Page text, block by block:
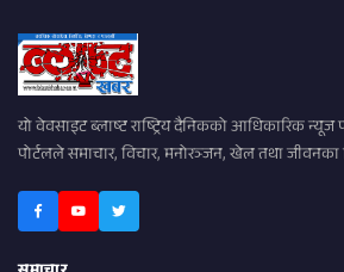
यो वेवसाइट ब्लाष्ट राष्ट्रिय दैनिकको आधिकारिक न्यूज
पोर्टलले समाचार, विचार, मनोरञ्जन, खेल तथा जीवनका